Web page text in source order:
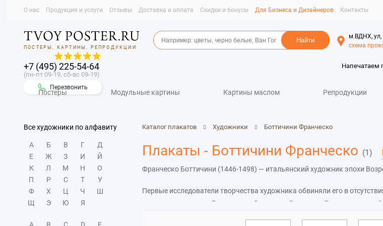
О нас Продукция и услуги Отзывы Доставка и оплата Скидки и бонусы Для Бизнеса и Дизайнеров Контакты
ПОСТЕРЫ, КАРТИНЫ, РЕПРОДУКЦИИ
+7 (495) 225-54-64
(пн-пт 09-19, сб-вс 09-19)
Перезвонить
м.ВДНХ, ул,
схема
Напечатаем
Постеры Модульные картины Картины маслом Репродукции
Все художники по алфавиту
А Б В Г
Д
Е
Ж З И
Й
К
Л М Н
О
П
Р С Т
У
Ф
Х Ц Ч
Ш
Щ
Э Ю Я
Каталог плакатов Художники Боттичини Франческо
Плакаты - Боттичини Франческо (1)
Франческо Боттичини (1446-1498) — итальянский художник эпохи
Первые исследователи творчества художника обвиняли его в
живописную манеру Боттичелли, Веррокьо, Росселли, Липпи и других.